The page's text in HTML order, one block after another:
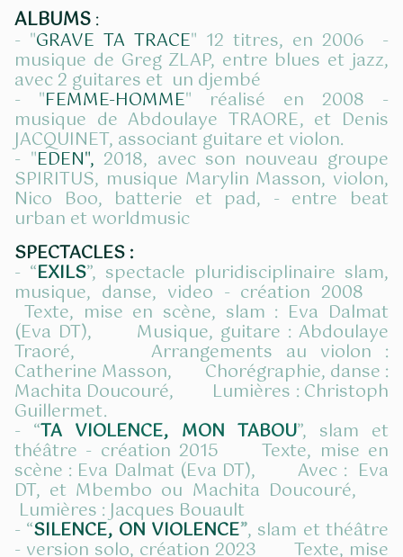
ALBUMS:
- "GRAVE TA TRACE" 12 titres, en 2006 -
musique de Greg ZLAP, entre blues et jazz,
avec 2 guitares et un djembé
- "FEMME-HOMME" réalisé en 2008 -
musique de Abdoulaye TRAORE, et Denis
JACQUINET, associant guitare et violon.
- "EDEN",2018, avec son nouveau groupe
SPIRITUS, musique Marylin Masson, violon,
Nico Boo, batterie et pad, - entre beat
urban et worldmusic
SPECTACLES :
- “EXILS”, spectacle pluridisciplinaire slam,
musique, danse, video - création 2008
Texte, mise en scène, slam : Eva Dalmat
(Eva DT), Musique, guitare : Abdoulaye
Traoré, Arrangements au violon :
Catherine Masson, Chorégraphie, danse :
Machita Doucouré, Lumières : Christoph
Guillermet.
- “TA VIOLENCE, MON TABOU”, slam et
théâtre - création 2015 Texte, mise en
scène : Eva Dalmat (Eva DT), Avec : Eva
DT, et Mbembo ou Machita Doucouré,
Lumières : Jacques Bouault
- “SILENCE, ON VIOLENCE”, slam et théâtre
- version solo, création 2023 Texte, mise